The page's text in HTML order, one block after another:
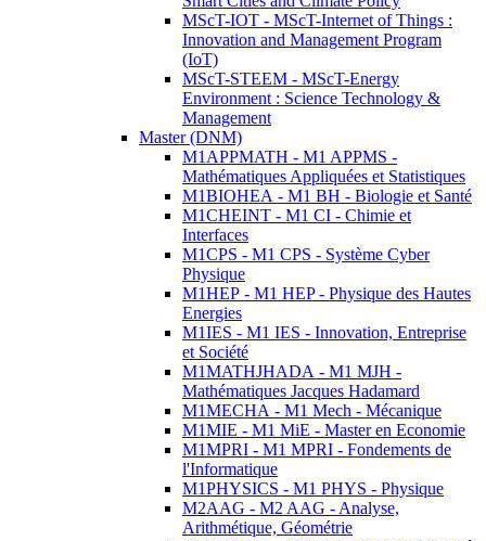
MScT-IOT - MScT-Internet of Things :
Innovation and Management Program
(IoT)
MScT-STEEM - MScT-Energy
Environment : Science Technology &
Management
Master (DNM)
M1APPMATH - M1 APPMS -
Mathématiques Appliquées et Statistiques
M1BIOHEA - M1 BH - Biologie et Santé
M1CHEINT - M1 CI - Chimie et
Interfaces
M1CPS - M1 CPS - Système Cyber
Physique
M1HEP - M1 HEP - Physique des Hautes
Energies
M1IES - M1 IES - Innovation, Entreprise
et Société
M1MATHJHADA - M1 MJH -
Mathématiques Jacques Hadamard
M1MECHA - M1 Mech - Mécanique
M1MIE - M1 MiE - Master en Economie
M1MPRI - M1 MPRI - Fondements de
l'Informatique
M1PHYSICS - M1 PHYS - Physique
M2AAG - M2 AAG - Analyse,
Arithmétique, Géométrie